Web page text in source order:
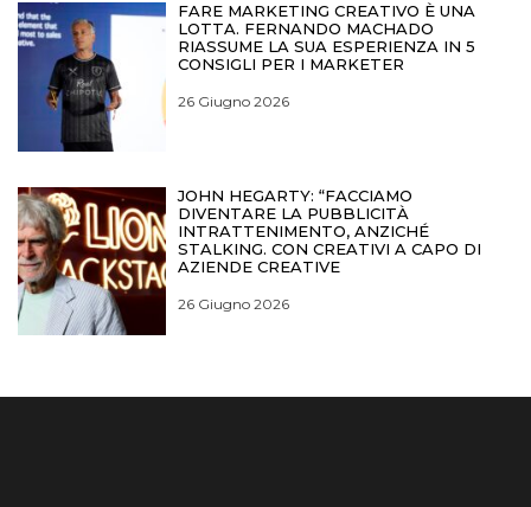
FARE MARKETING CREATIVO È UNA
LOTTA. FERNANDO MACHADO
RIASSUME LA SUA ESPERIENZA IN 5
CONSIGLI PER I MARKETER
26 Giugno 2026
JOHN HEGARTY: “FACCIAMO
DIVENTARE LA PUBBLICITÀ
INTRATTENIMENTO, ANZICHÉ
STALKING. CON CREATIVI A CAPO DI
AZIENDE CREATIVE
26 Giugno 2026